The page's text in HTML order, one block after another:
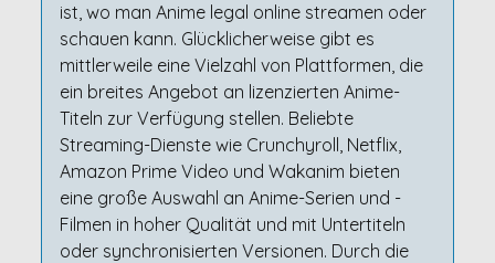
ist, wo man Anime legal online streamen oder
schauen kann. Glücklicherweise gibt es
mittlerweile eine Vielzahl von Plattformen, die
ein breites Angebot an lizenzierten Anime-
Titeln zur Verfügung stellen. Beliebte
Streaming-Dienste wie Crunchyroll, Netflix,
Amazon Prime Video und Wakanim bieten
eine große Auswahl an Anime-Serien und -
Filmen in hoher Qualität und mit Untertiteln
oder synchronisierten Versionen. Durch die